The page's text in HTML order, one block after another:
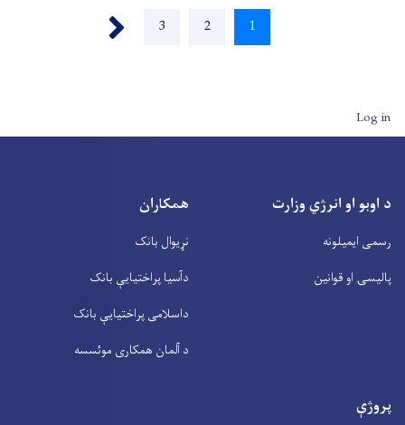
اوسنی
1
Page
2
Page
3
User account menu
Log in
د اوبو او انرژي وزارت
رسمی ایمیلونه
پالیسۍ او قوانین
همکاران
نړیوال بانک
دآسیا پراختیايې بانک
داسلامی پراختیايې بانک
د آلمان همکاری موئسسه
پروژې